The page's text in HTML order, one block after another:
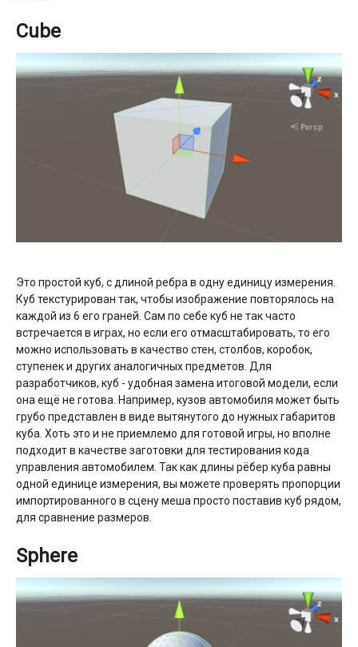
Cube
Это простой куб, с длиной ребра в одну единицу измерения.
Куб текстурирован так, чтобы изображение повторялось на
каждой из 6 его граней. Сам по себе куб не так часто
встречается в играх, но если его отмасштабировать, то его
можно использовать в качество стен, столбов, коробок,
ступенек и других аналогичных предметов. Для
разработчиков, куб - удобная замена итоговой модели, если
она ещё не готова. Например, кузов автомобиля может быть
грубо представлен в виде вытянутого до нужных габаритов
куба. Хоть это и не приемлемо для готовой игры, но вполне
подходит в качестве заготовки для тестирования кода
управления автомобилем. Так как длины рёбер куба равны
одной единице измерения, вы можете проверять пропорции
импортированного в сцену меша просто поставив куб рядом,
для сравнение размеров.
Sphere